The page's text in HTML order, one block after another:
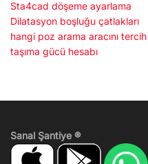
Sta4cad döşeme ayarlama
Dilatasyon boşluğu çatlakları
hangi poz arama aracını
taşıma gücü hesabı
Sanal Şantiye ®